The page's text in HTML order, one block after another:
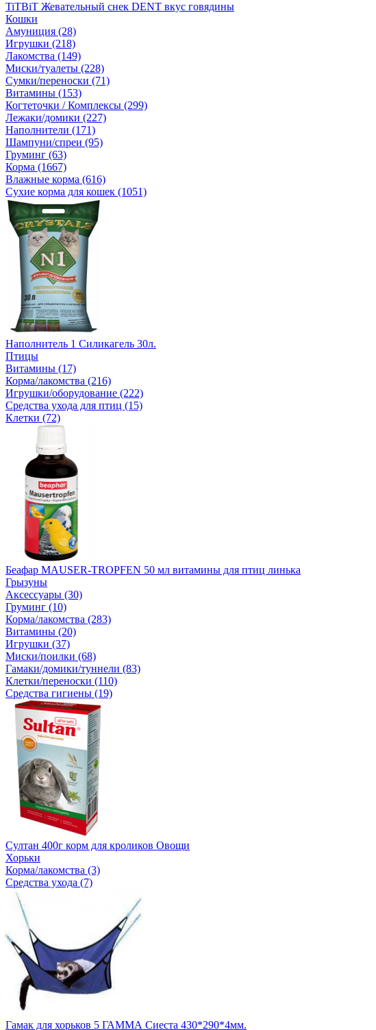
TiTBiT Жевательный снек DENT вкус говядины
Кошки
Амуниция (28)
Игрушки (218)
Лакомства (149)
Миски/туалеты (228)
Сумки/переноски (71)
Витамины (153)
Когтеточки / Комплексы (299)
Лежаки/домики (227)
Наполнители (171)
Шампуни/спреи (95)
Груминг (63)
Корма (1667)
Влажные корма (616)
Сухие корма для кошек (1051)
Наполнитель 1 Силикагель 30л.
Птицы
Витамины (17)
Корма/лакомства (216)
Игрушки/оборудование (222)
Средства ухода для птиц (15)
Клетки (72)
Беафар MAUSER-TROPFEN 50 мл витамины для птиц линька
Грызуны
Аксессуары (30)
Груминг (10)
Корма/лакомства (283)
Витамины (20)
Игрушки (37)
Миски/поилки (68)
Гамаки/домики/туннели (83)
Клетки/переноски (110)
Средства гигиены (19)
Султан 400г корм для кроликов Овощи
Хорьки
Корма/лакомства (3)
Средства ухода (7)
Гамак для хорьков 5 ГАММА Сиеста 430*290*4мм.